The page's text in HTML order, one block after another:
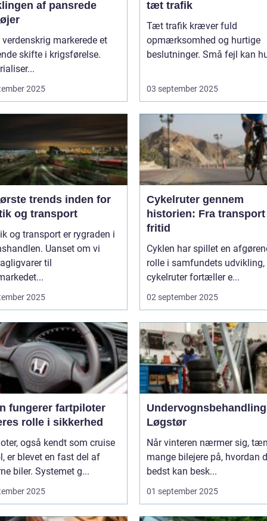
af pansrede
verdenskrig markerede et
skifte i krigsførelse.
2025
tæt trafik
Tæt trafik kræver fuld
opmærksomhed og hurtige
beslutninger. Små fejl kan
03 september 2025
trends inden for
og transport
og transport er rygraden i
Uanset om vi
til
2025
Cykelruter gennem
historien: Fra
fritid
Cyklen har spillet en
rolle i samfundets udvikling,
cykelruter fortæller e...
02 september 2025
fungerer fartpiloter
rolle i sikkerhed
også kendt som cruise
er blevet en fast del af
biler. Systemet g...
2025
Løgstør
Når vinteren nærmer sig,
mange bilejere på, hvordan
bedst kan besk...
01 september 2025